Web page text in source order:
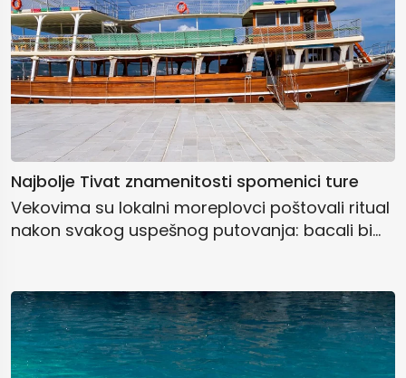
Najbolje Tivat znamenitosti spomenici ture
Vekovima su lokalni moreplovci poštovali ritual
nakon svakog uspešnog putovanja: bacali bi...